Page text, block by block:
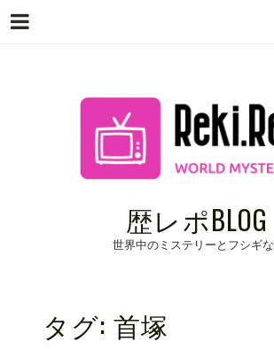
歴レポBLOG
世界中のミステリーとフシギ
タグ: 首塚
Menu